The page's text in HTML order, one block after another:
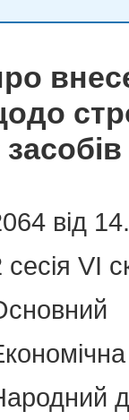
від
сесія VI